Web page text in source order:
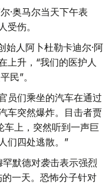
·奥马尔当天下午表
受伤。
始人阿卜杜勒卡迪尔·阿
上升，“我们的医护人
民”。
员们乘坐的汽车在通过
车突然爆炸。目击者贾
车上，突然听到一声巨
们四处逃散。”
罕默德对袭击表示强烈
一天。恐怖分子针对